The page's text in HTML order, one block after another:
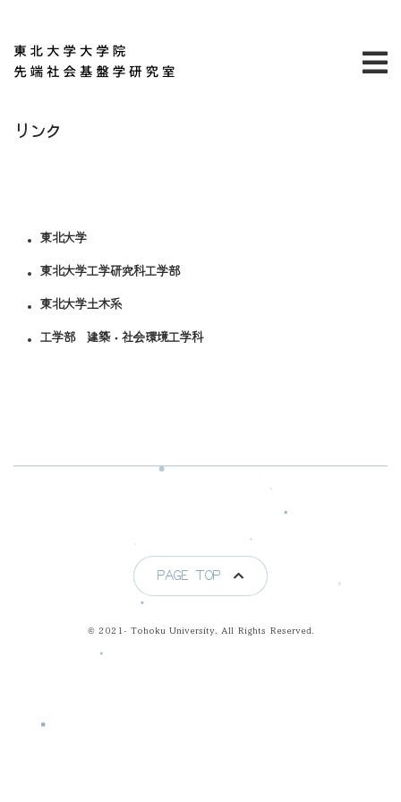
リンク
東北大学
東北大学工学研究科工学部
東北大学土木系
工学部 建築・社会環境工学科
PAGE TOP
© 2021- Tohoku University. All Rights Reserved.